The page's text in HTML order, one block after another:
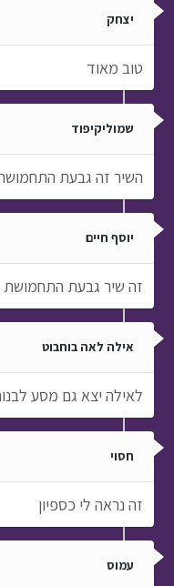
יצחק
טוב מאוד
שמוליקיפוד
השיר זה גבעת
יוסף חיים
זה שיר גבעת
אילה לאה בוחבוט
לאילה יצא גם מסע
חסוי
זה נראה לי כספיון
עמוס